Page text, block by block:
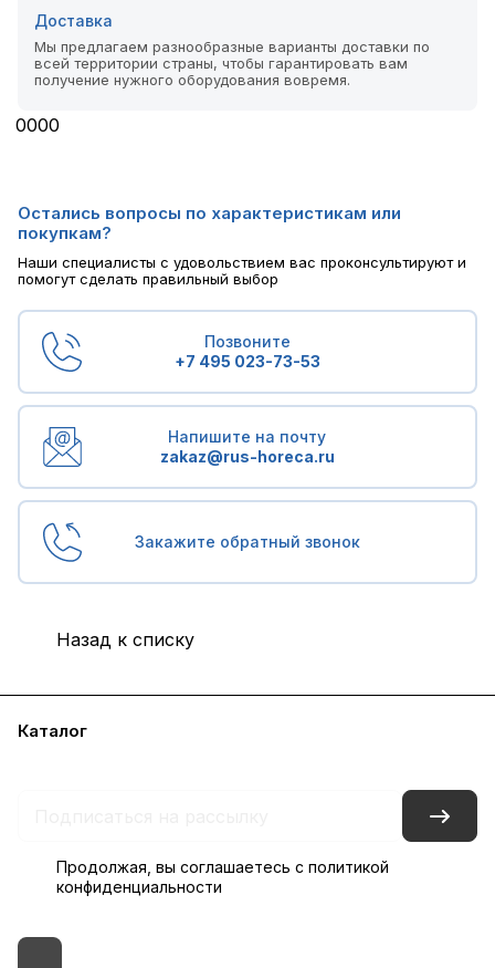
Доставка
Мы предлагаем разнообразные варианты доставки по
всей территории страны, чтобы гарантировать вам
получение нужного оборудования вовремя.
0000
Остались вопросы по характеристикам или
покупкам?
Наши специалисты с удовольствием вас проконсультируют и
помогут сделать правильный выбор
Позвоните
+7 495 023-73-53
Напишите на почту
zakaz@rus-horeca.ru
Закажите обратный звонок
Назад к списку
Каталог
Продолжая, вы соглашаетесь с политикой
конфиденциальности